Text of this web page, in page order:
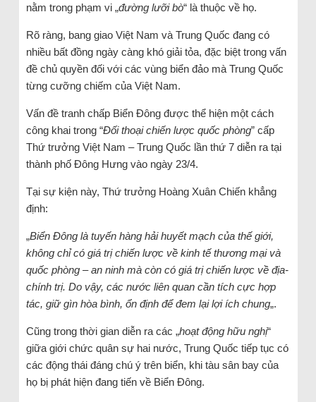
nằm trong phạm vi „đường lưỡi bò“ là thuộc về họ.
Rõ ràng, bang giao Việt Nam và Trung Quốc đang có
nhiều bất đồng ngày càng khó giải tỏa, đặc biệt trong vấn
đề chủ quyền đối với các vùng biển đảo mà Trung Quốc
từng cưỡng chiếm của Việt Nam.
Vấn đề tranh chấp Biển Đông được thể hiện một cách
công khai trong “Đối thoại chiến lược quốc phòng” cấp
Thứ trưởng Việt Nam – Trung Quốc lần thứ 7 diễn ra tại
thành phố Đông Hưng vào ngày 23/4.
Tại sự kiện này, Thứ trưởng Hoàng Xuân Chiến khẳng
định:
„Biển Đông là tuyến hàng hải huyết mạch của thế giới,
không chỉ có giá trị chiến lược về kinh tế thương mại và
quốc phòng – an ninh mà còn có giá trị chiến lược về địa-
chính trị. Do vậy, các nước liên quan cần tích cực hợp
tác, giữ gìn hòa bình, ổn định để đem lại lợi ích chung„.
Cũng trong thời gian diễn ra các „hoạt động hữu nghị“
giữa giới chức quân sự hai nước, Trung Quốc tiếp tục có
các động thái đáng chú ý trên biển, khi tàu sân bay của
họ bị phát hiện đang tiến về Biển Đông.